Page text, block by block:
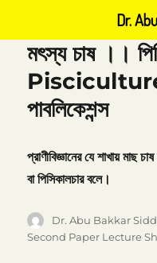
মৎস্য চাষ ।।
Pisciculture
পাবলিকেশন্স
প্রাণীবিজ্ঞানেরযেশাখায়মাছচাষ
বাপিসিকালচারবলে।
Author
Dr. Abu Bakkar
Second Paper Lecture
Dr.